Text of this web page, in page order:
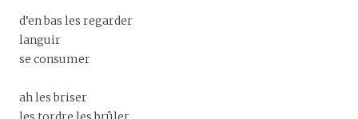
d’en bas les regarder
languir
se consumer
ah les briser